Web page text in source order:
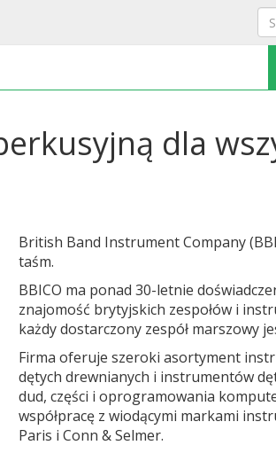
dla
British Band Instrument Company
taśm.
BBICO ma ponad 30-letnie
znajomość brytyjskich zespołów i
każdy dostarczony zespół marszowy
Firma oferuje szeroki asortyment
dętych drewnianych i instrumentów
dud, części i oprogramowania
współpracę z wiodącymi markami
Paris i Conn & Selmer.